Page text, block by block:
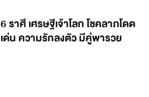
6 ราศี เศรษฐีเจ้าโลก โชคลาภโดด
เด่น ความรักลงตัว มีคู่พารวย